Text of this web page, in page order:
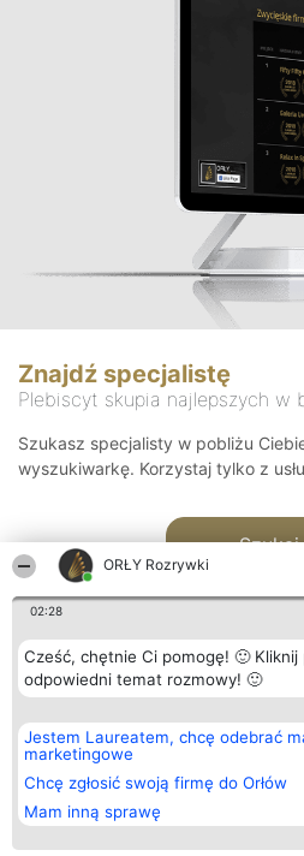
ORŁY Rozrywki
02:28
Cześć, chętnie Ci pomogę! 🙂 Kliknij
odpowiedni temat rozmowy! 🙂
Jestem Laureatem, chcę odebrać
marketingowe
Chcę zgłosić swoją firmę do Orłów
Mam inną sprawę
Znajdź specjalistę
Plebiscyt skupia najlepszych w
Szukasz specjalisty w pobliżu
wyszukiwarkę. Korzystaj tylko z
Szukaj
Organizator plebiscytu
Bright Side Solutions sp. z o.
o. sp. k.
ul. Ruska 22
Wrocław 50-079
KRS 0000749100 | Regon
381313360 | NIP 8943132676
Plebiscyt
Laureaci
wszystkich
Laureatów
Regulamin